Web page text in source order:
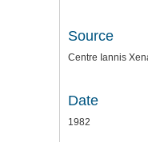
Source
Centre Iannis
Date
1982